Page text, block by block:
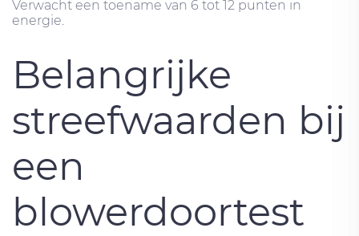
Verwacht een toename van 6 tot 12 punten in
energie.
Belangrijke
streefwaarden bij
een
blowerdoortest